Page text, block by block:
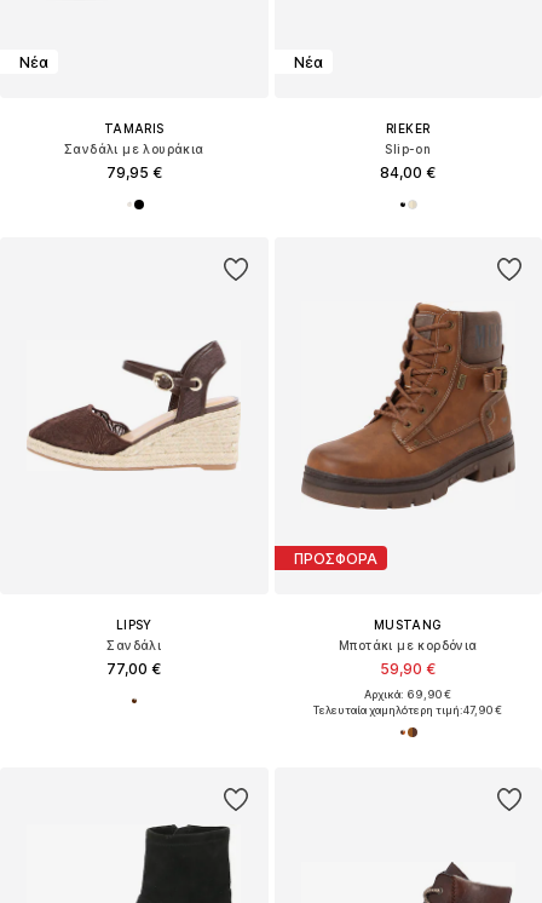
Νέα
TAMARIS
Σανδάλι με λουράκια
79,95 €
Νέα
RIEKER
Slip-on
84,00 €
LIPSY
Σανδάλι
77,00 €
ΠΡΟΣΦΟΡΑ
MUSTANG
Μποτάκι με κορδόνια
59,90 €
Αρχικά: 69,90 €
Τελευταία χαμηλότερη τιμή:47,90 €